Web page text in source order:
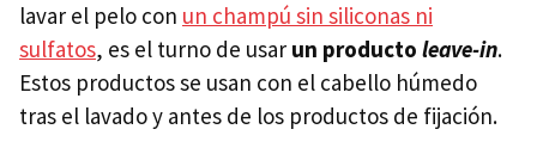
lavar el pelo con un champú sin siliconas ni
sulfatos, es el turno de usar un producto leave-in.
Estos productos se usan con el cabello húmedo
tras el lavado y antes de los productos de fijación.